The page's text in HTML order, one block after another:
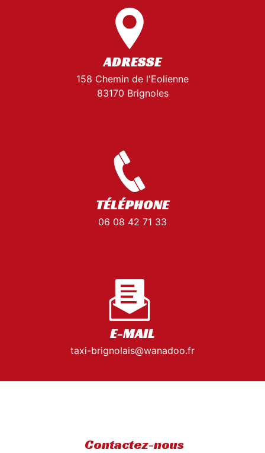
ADRESSE
158 Chemin de l'Eolienne
83170 Brignoles
TÉLÉPHONE
06 08 42 71 33
E-MAIL
taxi-brignolais@wanadoo.fr
Contactez-nous